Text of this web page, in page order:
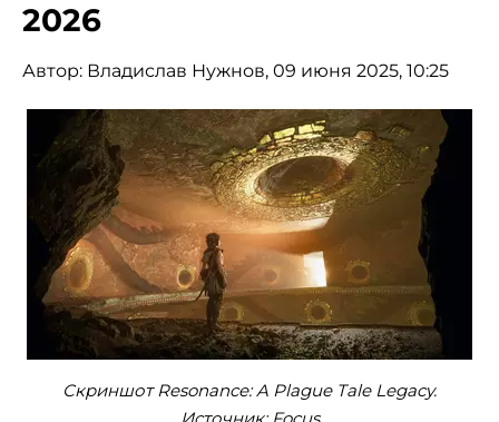
2026
Автор: Владислав Нужнов, 09 июня 2025, 10:25
Скриншот Resonance: A Plague Tale Legacy.